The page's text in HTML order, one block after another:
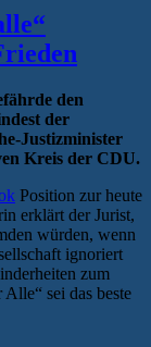
den
der
Justizminister
Kreis der CDU.
Position zur heute
erklärt der Jurist,
würden, wenn
ignoriert
zum
sei das beste